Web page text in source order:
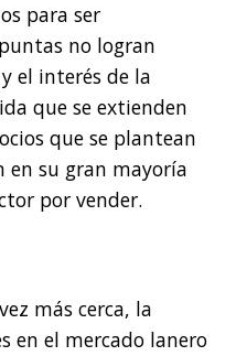
para ser
no logran
el interés de la
que se extienden
que se plantean
en su gran mayoría
por vender.
más cerca, la
en el mercado lanero